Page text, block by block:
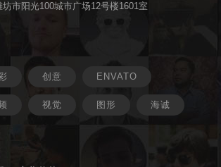
市阳光100城市广场12号楼1601室
创意 ENVATO
视觉 图形 海诚